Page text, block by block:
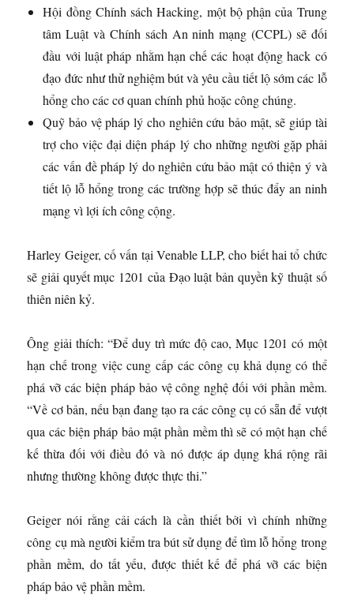
Hội đồng Chính sách Hacking, một bộ phận của Trung
tâm Luật và Chính sách An ninh mạng (CCPL) sẽ đối
đầu với luật pháp nhằm hạn chế các hoạt động hack có
đạo đức như thử nghiệm bút và yêu cầu tiết lộ sớm các lỗ
hổng cho các cơ quan chính phủ hoặc công chúng.
Quỹ bảo vệ pháp lý cho nghiên cứu bảo mật, sẽ giúp tài
trợ cho việc đại diện pháp lý cho những người gặp phải
các vấn đề pháp lý do nghiên cứu bảo mật có thiện ý và
tiết lộ lỗ hổng trong các trường hợp sẽ thúc đẩy an ninh
mạng vì lợi ích công cộng.
Harley Geiger, cố vấn tại Venable LLP, cho biết hai tổ chức
sẽ giải quyết mục 1201 của Đạo luật bản quyền kỹ thuật số
thiên niên kỷ.
Ông giải thích: “Để duy trì mức độ cao, Mục 1201 có một
hạn chế trong việc cung cấp các công cụ khả dụng có thể
phá vỡ các biện pháp bảo vệ công nghệ đối với phần mềm.
“Về cơ bản, nếu bạn đang tạo ra các công cụ có sẵn để vượt
qua các biện pháp bảo mật phần mềm thì sẽ có một hạn chế
kế thừa đối với điều đó và nó được áp dụng khá rộng rãi
nhưng thường không được thực thi.”
Geiger nói rằng cải cách là cần thiết bởi vì chính những
công cụ mà người kiểm tra bút sử dụng để tìm lỗ hổng trong
phần mềm, do tất yếu, được thiết kế để phá vỡ các biện
pháp bảo vệ phần mềm.